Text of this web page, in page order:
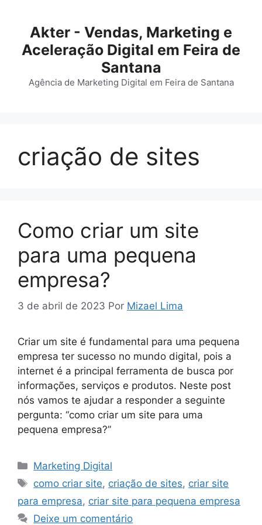
Akter - Vendas, Marketing e
Aceleração Digital em Feira de
Santana
Agência de Marketing Digital em Feira de Santana
criação de sites
Como criar um site
para uma pequena
empresa?
3 de abril de 2023 Por Mizael Lima
Criar um site é fundamental para uma pequena
empresa ter sucesso no mundo digital, pois a
internet é a principal ferramenta de busca por
informações, serviços e produtos. Neste post
nós vamos te ajudar a responder a seguinte
pergunta: “como criar um site para uma
pequena empresa?”
Marketing Digital
como criar site, criação de sites, criar site
para empresa, criar site para pequena empresa
Deixe um comentário